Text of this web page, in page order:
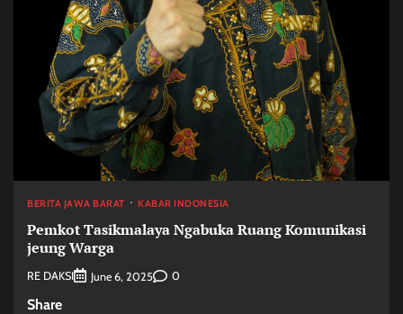
BERITA JAWA BARAT KABAR INDONESIA
Pemkot Tasikmalaya Ngabuka Ruang Komunikasi
jeung Warga
RE DAKSI June 6, 2025 0
Share